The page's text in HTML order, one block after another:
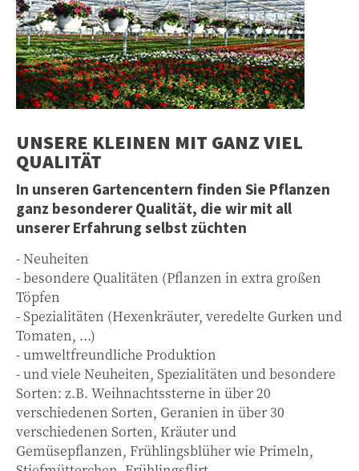
UNSERE KLEINEN MIT GANZ VIEL
QUALITÄT
In unseren Gartencentern finden Sie Pflanzen
ganz besonderer Qualität, die wir mit all
unserer Erfahrung selbst züchten
- Neuheiten
- besondere Qualitäten (Pflanzen in extra großen
Töpfen
- Spezialitäten (Hexenkräuter, veredelte Gurken und
Tomaten, ...)
- umweltfreundliche Produktion
- und viele Neuheiten, Spezialitäten und besondere
Sorten: z.B. Weihnachtssterne in über 20
verschiedenen Sorten, Geranien in über 30
verschiedenen Sorten, Kräuter und
Gemüsepflanzen, Frühlingsblüher wie Primeln,